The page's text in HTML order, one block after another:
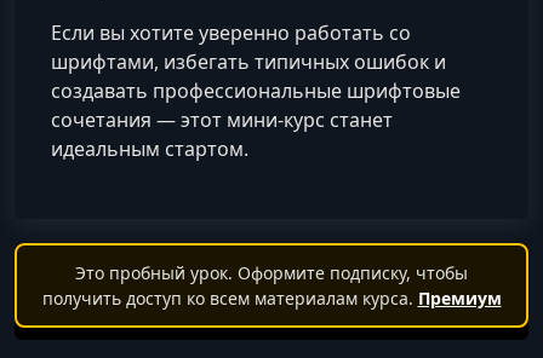
Если вы хотите уверенно работать со
шрифтами, избегать типичных ошибок и
создавать профессиональные шрифтовые
сочетания — этот мини-курс станет
идеальным стартом.
Это пробный урок. Оформите подписку, чтобы
получить доступ ко всем материалам курса. Премиум